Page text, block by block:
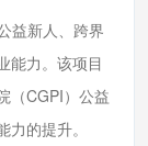
益新人、跨界
能力。该项目
（CGPI）公益
的提升。